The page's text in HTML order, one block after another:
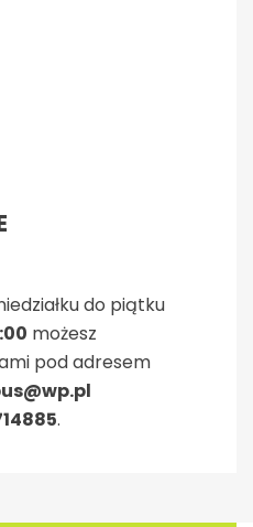
do piątku
możesz
pod adresem
.